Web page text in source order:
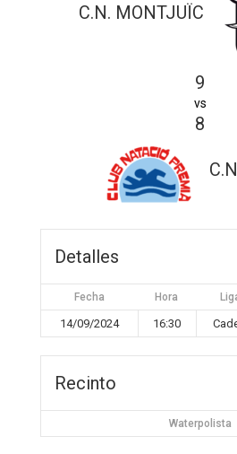
C.N. MONTJUÏC
9
vs
8
Detalles
Fecha Hora
14/09/2024 16:30
Recinto
Waterpolista